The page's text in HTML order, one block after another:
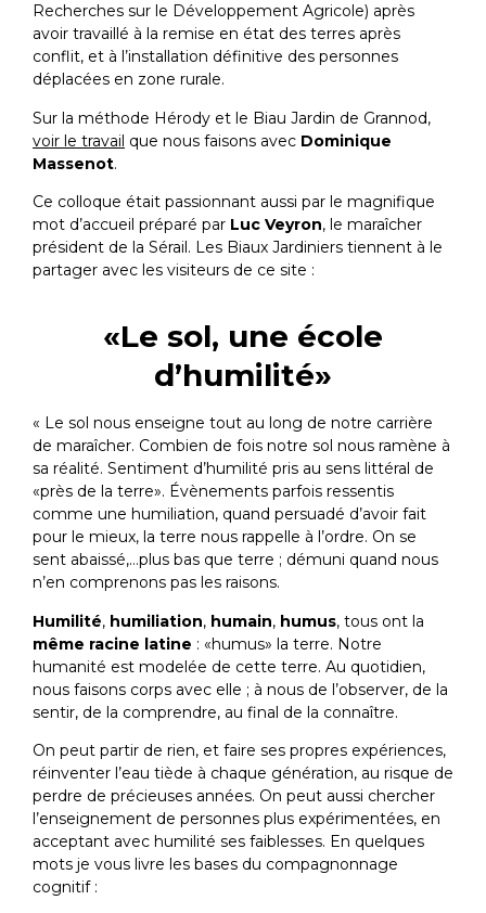
Recherches sur le Développement Agricole) après
avoir travaillé à la remise en état des terres après
conflit, et à l’installation définitive des personnes
déplacées en zone rurale.
Sur la méthode Hérody et le Biau Jardin de Grannod,
voir le travail que nous faisons avec Dominique
Massenot.
Ce colloque était passionnant aussi par le magnifique
mot d’accueil préparé par Luc Veyron, le maraîcher
président de la Sérail. Les Biaux Jardiniers tiennent à le
partager avec les visiteurs de ce site :
«Le sol, une école
d’humilité»
« Le sol nous enseigne tout au long de notre carrière
de maraîcher. Combien de fois notre sol nous ramène à
sa réalité. Sentiment d’humilité pris au sens littéral de
«près de la terre». Évènements parfois ressentis
comme une humiliation, quand persuadé d’avoir fait
pour le mieux, la terre nous rappelle à l’ordre. On se
sent abaissé,…plus bas que terre ; démuni quand nous
n’en comprenons pas les raisons.
Humilité, humiliation, humain, humus, tous ont la
même racine latine : «humus» la terre. Notre
humanité est modelée de cette terre. Au quotidien,
nous faisons corps avec elle ; à nous de l’observer, de la
sentir, de la comprendre, au final de la connaître.
On peut partir de rien, et faire ses propres expériences,
réinventer l’eau tiède à chaque génération, au risque de
perdre de précieuses années. On peut aussi chercher
l’enseignement de personnes plus expérimentées, en
acceptant avec humilité ses faiblesses. En quelques
mots je vous livre les bases du compagnonnage
cognitif :